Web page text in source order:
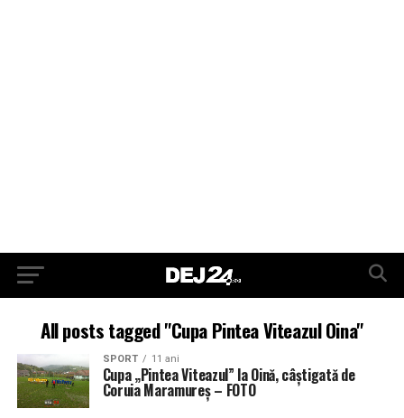
All posts tagged "Cupa Pintea Viteazul Oina"
SPORT 11 ani
Cupa „Pintea Viteazul” la Oină, câştigată de
Coruia Maramureş – FOTO